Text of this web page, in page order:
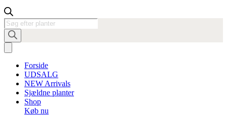
Products
search
Forside
UDSALG
NEW Arrivals
Sjældne planter
Shop
Køb nu